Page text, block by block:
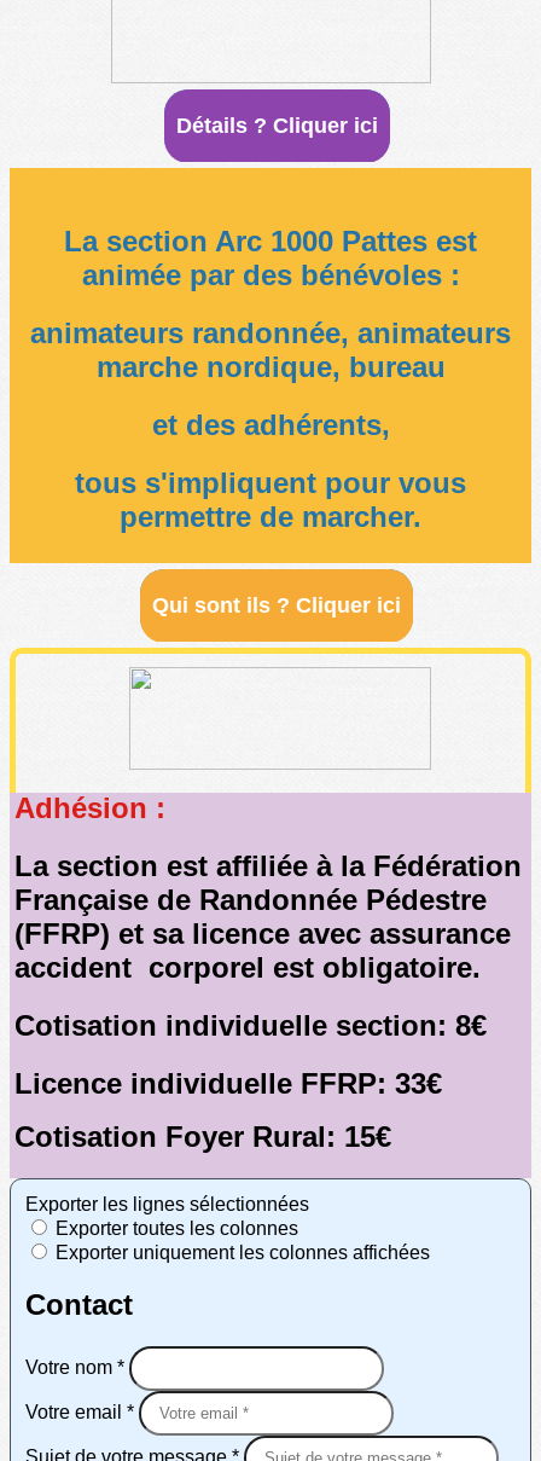
Détails ? Cliquer ici
La section Arc 1000 Pattes est
animée par des bénévoles :
animateurs randonnée, animateurs
marche nordique, bureau
et des adhérents,
tous s'impliquent pour vous
permettre de marcher.
Qui sont ils ? Cliquer ici
Adhésion :
La section est affiliée à la Fédération
Française de Randonnée Pédestre
(FFRP) et sa licence avec assurance
accident corporel est obligatoire.
Cotisation individuelle section: 8€
Licence individuelle FFRP: 33€
Cotisation Foyer Rural: 15€